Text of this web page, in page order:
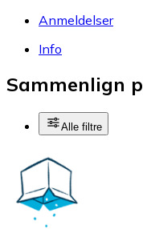
Anmeldelser
Info
Sammenlign
Alle filtre